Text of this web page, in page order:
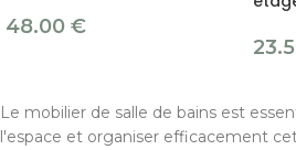
48.00 €
Le mobilier de salle de bains est
l'espace et organiser efficacement